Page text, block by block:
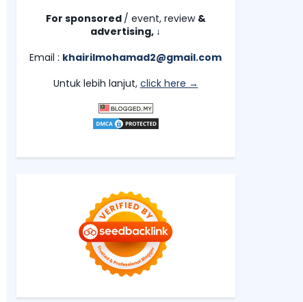
For sponsored / event, review &
advertising, ↓
Email : khairilmohamad2@gmail.com
Untuk lebih lanjut, click here →